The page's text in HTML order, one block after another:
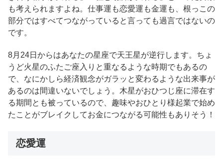
も考えられますよね。仕事運も恋愛運も金運も、根っこの
部分ではすべてつながっていると言っても過言ではないの
です。
8月24日からはあなたの星座で天王星が逆行します。ちょ
うど火星のふたご座入りと重なるような時期でもあるの
で、なにかしら経済観念がガラッと変わるような出来事が
あるのは間違いないでしょう。木星がおひつじ座に滞在す
る期間とも被っているので、趣味やおひとり様起業で始め
たことがブレイクしてお金につながる可能性もありそう！
恋愛運